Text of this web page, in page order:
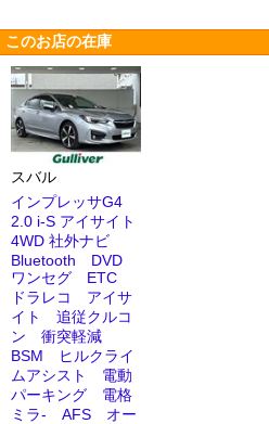
このお店の在庫
スバル
インプレッサG4
2.0 i-S アイサイト
4WD 社外ナビ
Bluetooth DVD
ワンセグ ETC
ドラレコ アイサ
イト 追従クルコ
ン 衝突軽減
BSM ヒルクライ
ムアシスト 電動
パーキング 電格
ミラ- AFS オー